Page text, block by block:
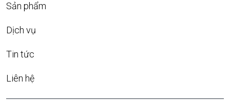
Sản phẩm
Dịch vụ
Tin tức
Liên hệ